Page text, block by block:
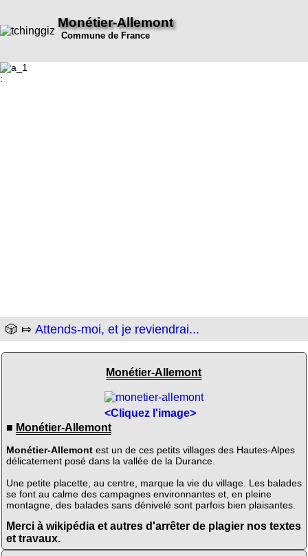
Monétier-Allemont
Commune de France
:
🎲 ⤇ Attends-moi, et je reviendrai...
Monétier-Allemont
<Cliquez l'image>
■ Monétier-Allemont
Monétier-Allemontest un de ces petits villages des Hautes-Alpes
délicatement posé dans la vallée de la Durance.
Une petite placette, au centre, marque la vie du village. Les balades
se font au calme des campagnes environnantes et, en pleine
montagne, des balades sans dénivelé sont parfois bien plaisantes.
Merci à wikipédia et autres d'arrêter de plagier nos textes
et travaux.